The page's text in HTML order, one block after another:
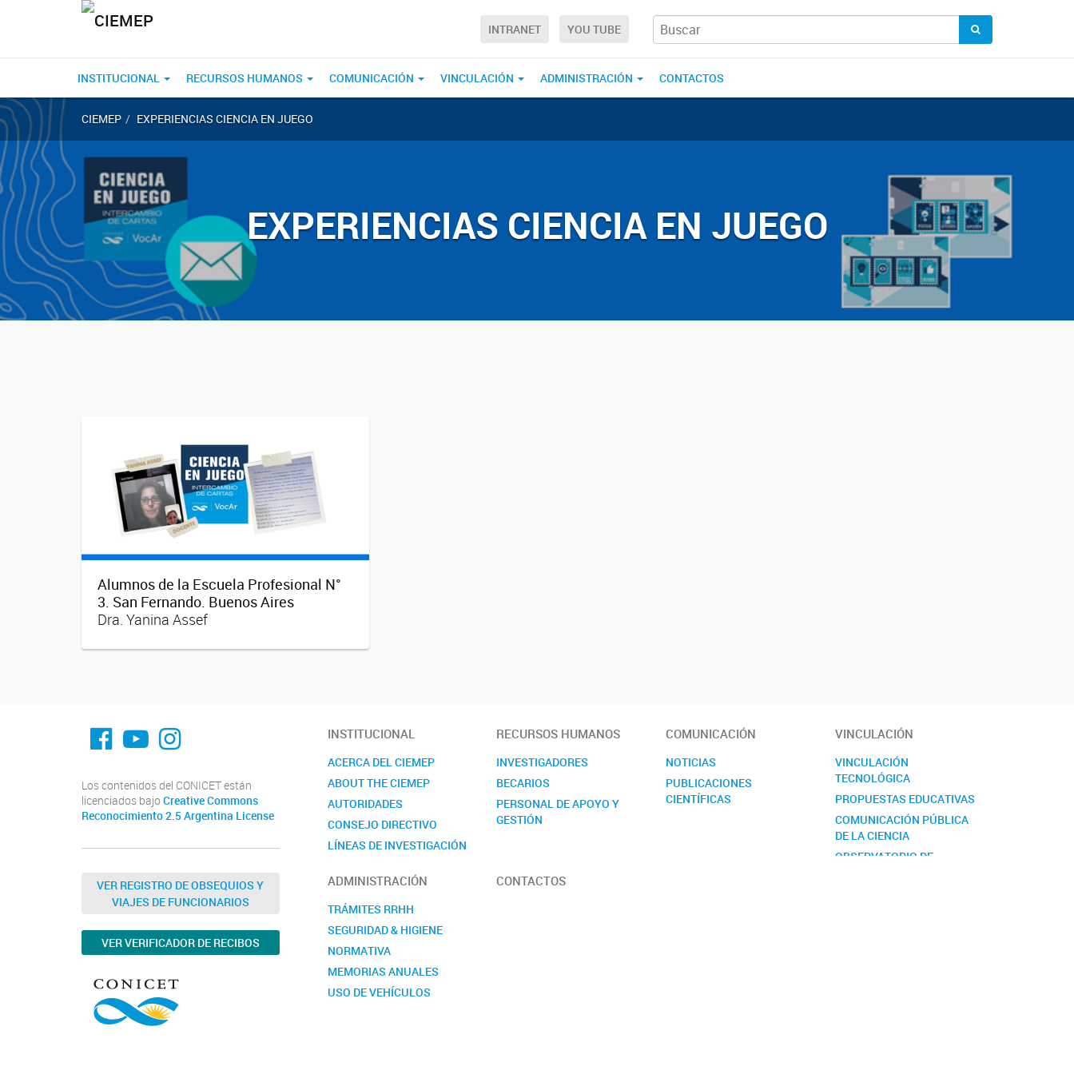
INTRANET YOU TUBE
INSTITUCIONAL RECURSOS HUMANOS COMUNICACIÓN VINCULACIÓN ADMINISTRACIÓN CONTACTOS
CIEMEP EXPERIENCIAS CIENCIA EN JUEGO
EXPERIENCIAS CIENCIA EN JUEGO
Alumnos de la Escuela Profesional N°
3. San Fernando. Buenos Aires
Dra. Yanina Assef
fa-facebook
YouTube
Instagram
Los contenidos del CONICET están
licenciados bajo Creative Commons
Reconocimiento 2.5 Argentina License
VER REGISTRO DE OBSEQUIOS Y
VIAJES DE FUNCIONARIOS
VER VERIFICADOR DE RECIBOS
INSTITUCIONAL
ACERCA DEL CIEMEP
ABOUT THE CIEMEP
AUTORIDADES
CONSEJO DIRECTIVO
LÍNEAS DE INVESTIGACIÓN
RECURSOS HUMANOS
INVESTIGADORES
BECARIOS
PERSONAL DE APOYO Y
GESTIÓN
COMUNICACIÓN
NOTICIAS
PUBLICACIONES
CIENTÍFICAS
VINCULACIÓN
VINCULACIÓN
TECNOLÓGICA
PROPUESTAS EDUCATIVAS
COMUNICACIÓN PÚBLICA
DE LA CIENCIA
OBSERVATORIO DE
ADMINISTRACIÓN
TRÁMITES RRHH
SEGURIDAD & HIGIENE
NORMATIVA
MEMORIAS ANUALES
USO DE VEHÍCULOS
CONTACTOS